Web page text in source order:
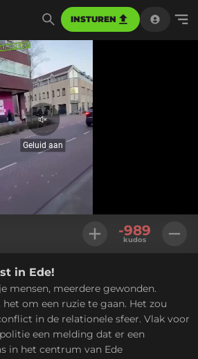
INSTUREN
Geluid
aan
Geluid aan
-989
kudos
in Ede!
mensen, meerdere gewonden.
om een ruzie te gaan. Het zou
in de relationele sfeer. Vlak voor
een melding dat er een
in het centrum van Ede